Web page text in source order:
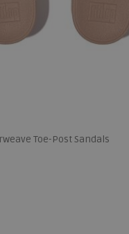
Toe-Post Sandals